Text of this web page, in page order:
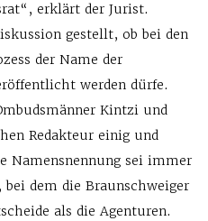
erklärt der Jurist.
gestellt, ob bei den
der Name der
werden dürfe.
Kintzi und
Redakteur einig und
Namensnennung sei immer
dem die Braunschweiger
als die Agenturen.